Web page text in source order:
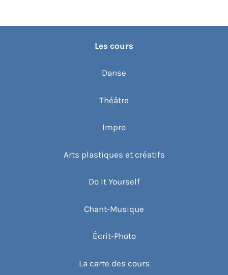
Les cours
Danse
Théâtre
Impro
Arts plastiques et créatifs
Do It Yourself
Chant-Musique
Écrit-Photo
La carte des cours